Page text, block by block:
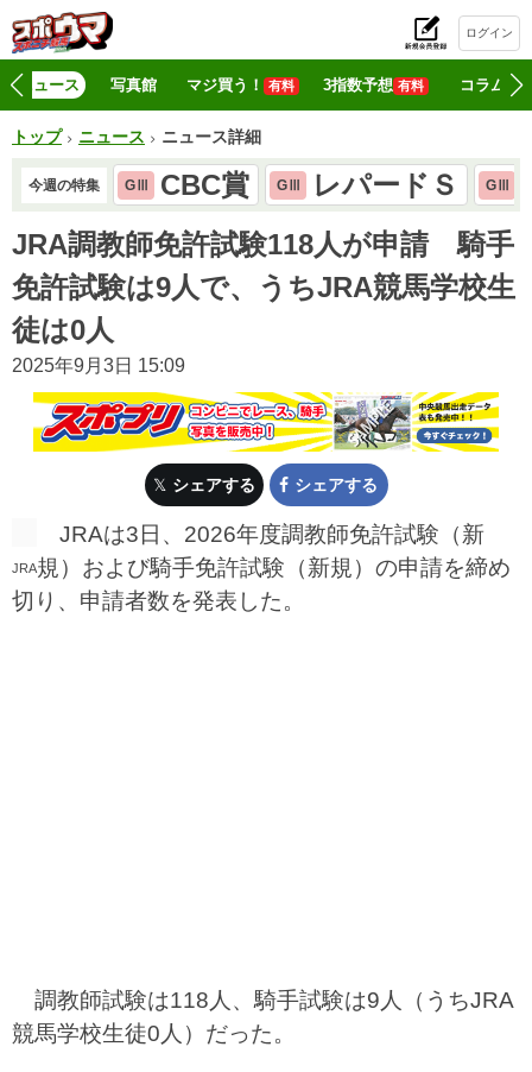
ログイン
ニュース 写真館 マジ買う！ 有料 3指数予想 有料 コラム
トップ ニュース ニュース詳細
今週の特集 GⅢ CBC賞 GⅢ レパードＳ GⅢ
JRA調教師免許試験118人が申請 騎手
免許試験は9人で、うちJRA競馬学校生
徒は0人
2025年9月3日 15:09
シェアする シェアする
JRA
JRAは3日、2026年度調教師免許試験（新
規）および騎手免許試験（新規）の申請を締め
切り、申請者数を発表した。
調教師試験は118人、騎手試験は9人（うちJRA
競馬学校生徒0人）だった。